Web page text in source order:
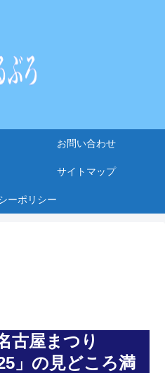
お問い合わせ
サイトマップ
ーポリシー
古屋まつり
」の見どころ満